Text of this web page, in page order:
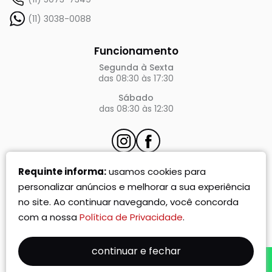
(11) 3038-0088
Funcionamento
Segunda à Sexta
das 08:30 às 17:30
Sábado
das 08:30 às 12:30
Requinte 2025- todos os direitos reservados
Requinte informa:usamos cookies para
personalizar anúncios e melhorar a sua experiência
no site. Ao continuar navegando, você concorda
com a nossa Política de Privacidade.
continuar e fechar